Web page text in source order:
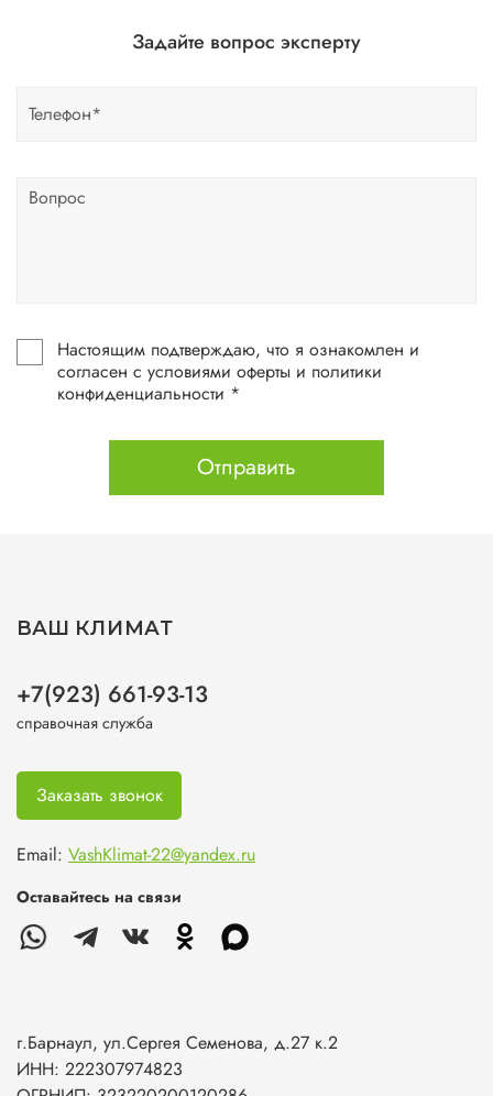
Задайте вопрос эксперту
Настоящим подтверждаю, что я ознакомлен и
согласен с условиями оферты и политики
конфиденциальности *
Отправить
ВАШ КЛИМАТ
+7(923) 661-93-13
справочная служба
Заказать звонок
Email: VashKlimat-22@yandex.ru
Оставайтесь на связи
г.Барнаул, ул.Сергея Семенова, д.27 к.2
ИНН: 222307974823